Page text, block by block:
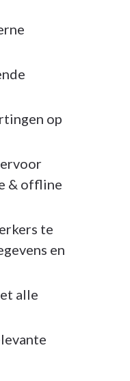
op
& offline
te
en
alle